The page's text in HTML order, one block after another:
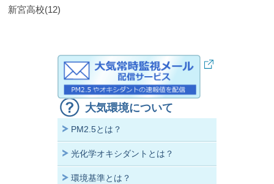
新宮高校(12)
大気環境について
PM2.5とは？
光化学オキシダントとは？
環境基準とは？